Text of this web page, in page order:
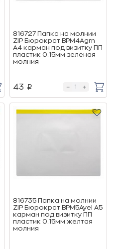
816727 Папка на молнии
ZIP Бюрократ BPM4Agrn
А4 карман под визитку ПП
пластик 0.15мм зеленая
молния
43 p
816735 Папка на молнии
ZIP Бюрократ BPM5Ayel А5
карман под визитку ПП
пластик 0.15мм желтая
молния